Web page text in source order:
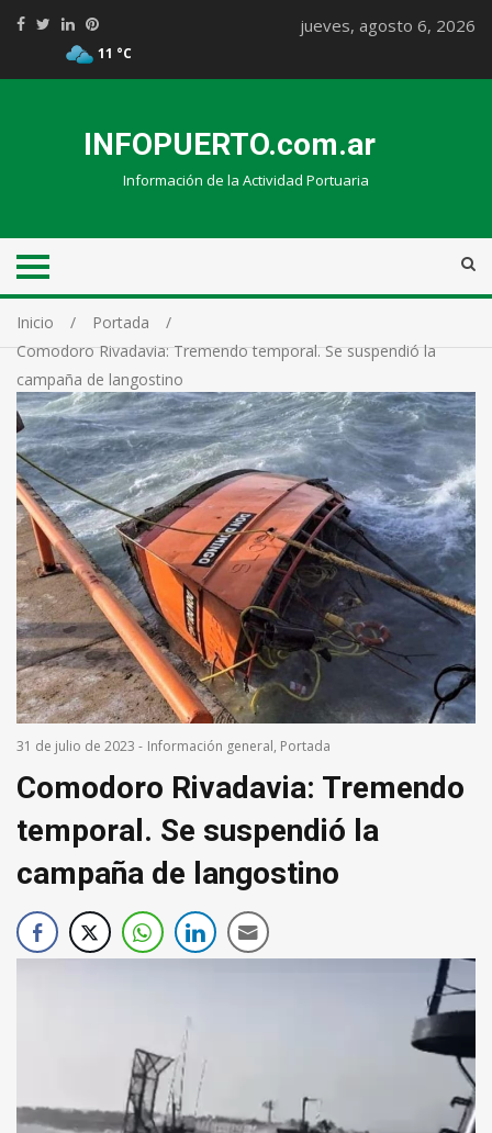
11 °C
jueves, agosto 6, 2026
INFOPUERTO.com.ar
Información de la Actividad Portuaria
Inicio
Portada
Comodoro Rivadavia: Tremendo temporal. Se suspendió la
campaña de langostino
31 de julio de 2023 - Información general, Portada
Comodoro Rivadavia: Tremendo
temporal. Se suspendió la
campaña de langostino